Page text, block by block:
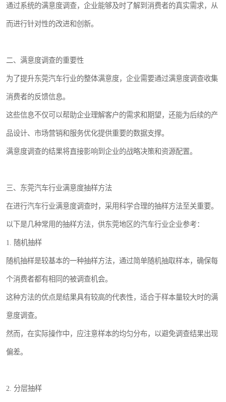
通过系统的满意度调查，企业能够及时了解到消费者的真实需求，从
而进行针对性的改进和创新。
二、满意度调查的重要性
为了提升东莞汽车行业的整体满意度，企业需要通过满意度调查收集
消费者的反馈信息。
这些信息不仅可以帮助企业理解客户的需求和期望，还能为后续的产
品设计、市场营销和服务优化提供重要的数据支撑。
满意度调查的结果将直接影响到企业的战略决策和资源配置。
三、东莞汽车行业满意度抽样方法
在进行汽车行业满意度调查时，采用科学合理的抽样方法至关重要。
以下是几种常用的抽样方法，供东莞地区的汽车行业企业参考：
1. 随机抽样
随机抽样是较基本的一种抽样方法，通过简单随机抽取样本，确保每
个消费者都有相同的被调查机会。
这种方法的优点是结果具有较高的代表性，适合于样本量较大时的满
意度调查。
然而，在实际操作中，应注意样本的均匀分布，以避免调查结果出现
偏差。
2. 分层抽样